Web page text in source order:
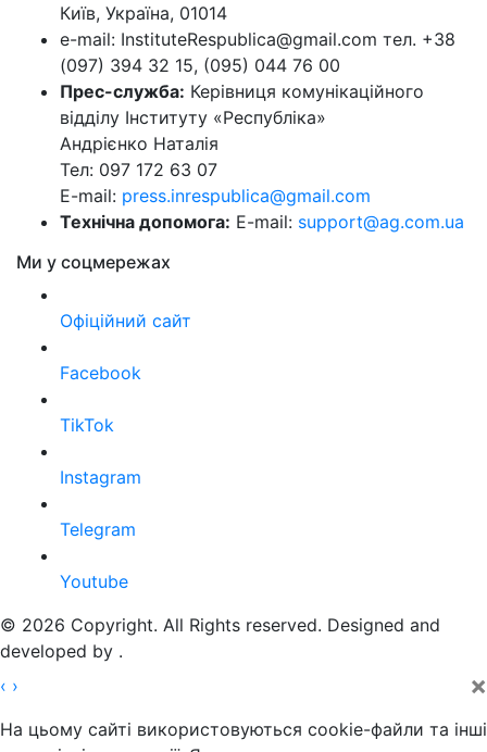
Київ, Україна, 01014
e-mail: InstituteRespublica@gmail.com тел. +38
(097) 394 32 15, (095) 044 76 00
Прес-служба: Керівниця комунікаційного
відділу Інституту «Республіка»
Андрієнко Наталія
Тел: 097 172 63 07
E-mail: press.inrespublica@gmail.com
Технічна допомога: E-mail: support@ag.com.ua
Ми у соцмережах
Офіційний сайт
Facebook
TikTok
Instagram
Telegram
Youtube
© 2026 Copyright. All Rights reserved. Designed and
developed by .
‹ › ×
На цьому сайті використовуються cookie-файли та інші